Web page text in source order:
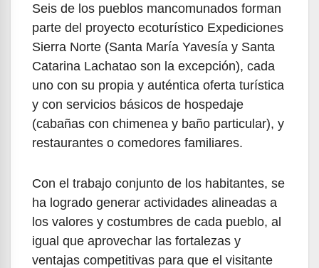
Seis de los pueblos mancomunados forman
parte del proyecto ecoturístico Expediciones
Sierra Norte (Santa María Yavesía y Santa
Catarina Lachatao son la excepción), cada
uno con su propia y auténtica oferta turística
y con servicios básicos de hospedaje
(cabañas con chimenea y baño particular), y
restaurantes o comedores familiares.
Con el trabajo conjunto de los habitantes, se
ha logrado generar actividades alineadas a
los valores y costumbres de cada pueblo, al
igual que aprovechar las fortalezas y
ventajas competitivas para que el visitante